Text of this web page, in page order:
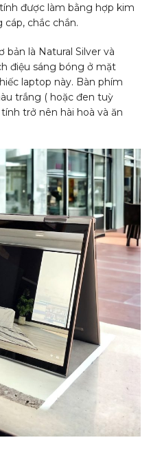
được làm bằng hợp kim
chắc chắn.
bản là Natural Silver và
điệu sáng bóng ở mặt
laptop này. Bàn phím
trắng ( hoặc đen tuỳ
trở nên hài hoà và ăn